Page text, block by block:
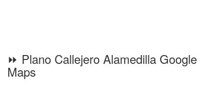
⏩ Plano Callejero Alamedilla Google
Maps